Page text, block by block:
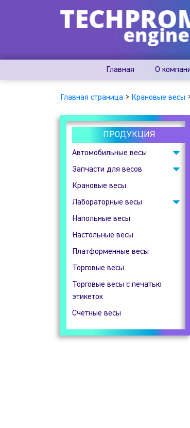
Главная О
Главная страница > Крановые весы
ПРОДУКЦИЯ
Автомобильные весы
Подкладные
автомобильные весы
Запчасти для весов
Весовые индикаторы
Клеммные коробки
Тензодатчики
Крановые весы
Лабораторные весы
Аналитические весы
Гидростатические весы
Прецизионные весы
Технические весы
Напольные весы
Настольные весы
Платформенные весы
Торговые весы
Торговые весы с печатью
этикеток
Счетные весы